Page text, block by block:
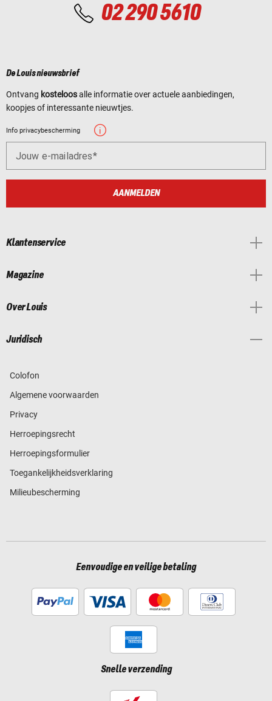
02 290 5610
De Louis nieuwsbrief
Ontvang kosteloosalle informatie over actuele aanbiedingen,
koopjes of interessante nieuwtjes.
Info privacybescherming
Jouw e-mailadres
AANMELDEN
Klantenservice
Magazine
Over Louis
Juridisch
Colofon
Algemene voorwaarden
Privacy
Herroepingsrecht
Herroepingsformulier
Toegankelijkheidsverklaring
Milieubescherming
Eenvoudige en veilige betaling
Snelle verzending